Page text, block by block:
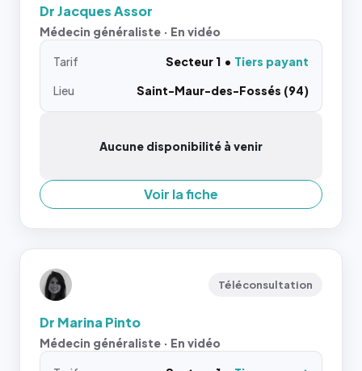
Dr Jacques Assor
Médecin généraliste · En vidéo
Tarif Secteur 1
Tiers payant
Lieu
Saint-Maur-des-Fossés (94)
Aucune disponibilité à venir
Voir la fiche
Téléconsultation
Dr Marina Pinto
Médecin généraliste · En vidéo